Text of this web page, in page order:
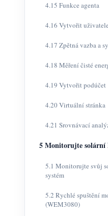
4.15 Funkce agenta
4.16 Vytvořit
4.17 Zpětná vazba a
4.18 Měření čisté
4.19 Vytvořit podúčet
4.20 Virtuální stránka
4.21 Srovnávací
5 Monitorujte solární
5.1 Monitorujte svůj
systém
5.2 Rychlé spuštění
(WEM3080)